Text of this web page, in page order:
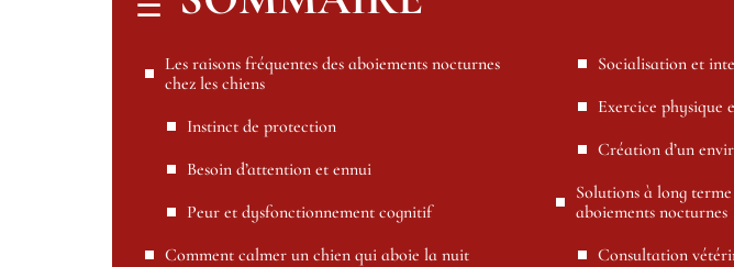
Les raisons fréquentes des aboiements nocturnes
chez les chiens
Instinct de protection
Besoin d’attention et ennui
Peur et dysfonctionnement cognitif
Comment calmer un chien qui aboie la nuit
Socialisation et
Exercice physique
Création d’un
Solutions à long
aboiements nocturnes
Consultation